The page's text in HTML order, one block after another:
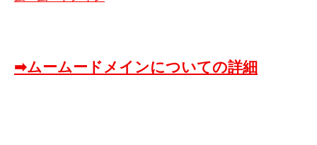
➡ムームードメインについての詳細